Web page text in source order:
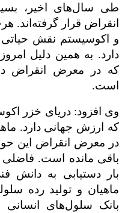
طی سال‌های اخیر،
انقراض قرار گرفته‌اند.
و اکوسیستم نقش حیاتی
دارد. به همین دلیل
که در معرض انقراض
است.
وی افزود: دریای خزر
که ارزش جهانی دارد.
در معرض انقراض این
باقی مانده است. فاضلی
بار دستیابی به دانش
ماهیان و تولید رده
بانک سلول‌های انسانی